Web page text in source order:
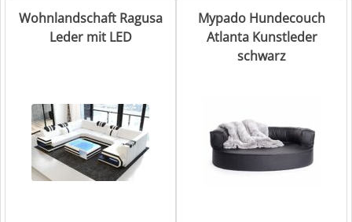
Wohnlandschaft Ragusa
Leder mit LED
Mypado Hundecouch
Atlanta Kunstleder
schwarz